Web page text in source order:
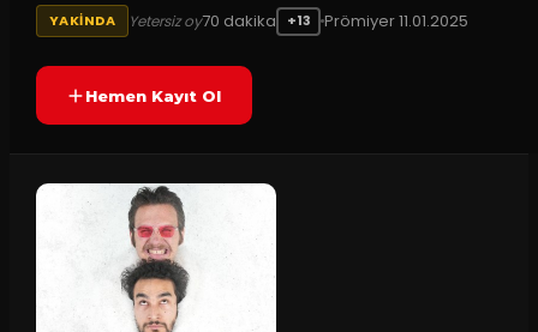
YAKINDA Yetersiz oy70 dakika +13 Prömiyer11.01.2025
Hemen Kayıt Ol